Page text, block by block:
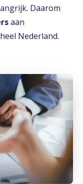
Daarom
aan
Nederland.